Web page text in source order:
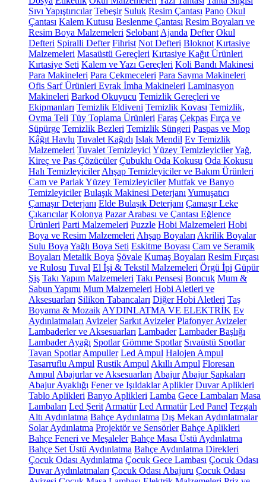
Sıvı Yapıştırıcılar Tebeşir Suluk Resim Çantası Pano Okul
Çantası Kalem Kutusu Beslenme Çantası Resim Boyaları ve
Resim Boya Malzemeleri Selobant Ajanda Defter Okul
Defteri Spiralli Defter Fihrist Not Defteri Bloknot Kırtasiye
Malzemeleri Masaüstü Gereçleri Kırtasiye Kağıt Ürünleri
Kırtasiye Seti Kalem ve Yazı Gereçleri Koli Bandı Makinesi
Para Makineleri Para Çekmeceleri Para Sayma Makineleri
Ofis Sarf Ürünleri Evrak İmha Makineleri Laminasyon
Makineleri Barkod Okuyucu Temizlik Gereçleri ve
Ekipmanları Temizlik Eldiveni Temizlik Kovası Temizlik,
Ovma Teli Tüy Toplama Ürünleri Faraş Çekpas Fırça ve
Süpürge Temizlik Bezleri Temizlik Süngeri Paspas ve Mop
Kâğıt Havlu Tuvalet Kağıdı Islak Mendil Ev Temizlik
Malzemeleri Tuvalet Temizleyici Yüzey TemizleyicilerYağ,
Kireç ve Pas Çözücüler Çubuklu Oda Kokusu Oda Kokusu
Halı Temizleyiciler Ahşap Temizleyiciler ve Bakım Ürünleri
Cam ve Parlak Yüzey Temizleyiciler Mutfak ve Banyo
Temizleyiciler Bulaşık Makinesi Deterjanı Yumuşatıcı
Çamaşır Deterjanı Elde Bulaşık Deterjanı Çamaşır Leke
Çıkarıcılar Kolonya Pazar Arabası ve Çantası Eğlence
Ürünleri Parti Malzemeleri Puzzle Hobi Malzemeleri Hobi
Boya ve Resim Malzemeleri Ahşap Boyaları Akrilik Boyalar
Sulu Boya Yağlı Boya Seti Eskitme Boyası Cam ve Seramik
Boyaları Metalik Boya Şövale Kumaş Boyaları Resim Fırçası
ve Rulosu Tuval El İşi & Tekstil Malzemeleri Örgü İpi Güpür
Şiş Takı Yapım Malzemeleri Takı Pensesi Boncuk Mum &
Sabun Yapımı Mum Malzemeleri Hobi Aletleri ve
Aksesuarları Silikon Tabancaları Diğer Hobi Aletleri Taş
Boyama & Mozaik AYDINLATMA VE ELEKTRİK Ev
Aydınlatmaları Avizeler Sarkıt Avizeler Plafonyer Avizeler
Lambaderler ve Aksesuarları Lambader Lambader Başlığı
Lambader Ayağı Spotlar Gömme Spotlar Sıvaüstü Spotlar
Tavan Spotlar Ampuller Led Ampul Halojen Ampul
Tasarruflu Ampul Rustik Ampul Akıllı Ampul Floresan
Ampul Abajurlar ve Aksesuarları Abajur Abajur Şapkaları
Abajur Ayaklığı Fener ve Işıldaklar Aplikler Duvar Aplikleri
Tablo Aplikleri Banyo Aplikleri Lamba Gece Lambaları Masa
Lambaları Led Şerit Armatür Led Armatür Led Panel Tezgah
Altı Aydınlatma Bahçe Aydınlatma Dış Mekan Aydınlatmalar
Solar Aydınlatma Projektör ve Sensörler Bahçe Aplikleri
Bahçe Feneri ve Meşaleler Bahçe Masa Üstü Aydınlatma
Bahçe Set Üstü Aydınlatma Bahçe Aydınlatma Direkleri
Çocuk Odası Aydınlatma Çocuk Gece Lambası Çocuk Odası
Duvar Aydınlatmaları Çocuk Odası Abajuru Çocuk Odası